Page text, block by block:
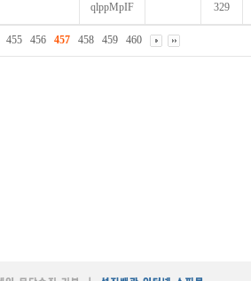
qlppMpIF 329
455 456 457 458 459 460